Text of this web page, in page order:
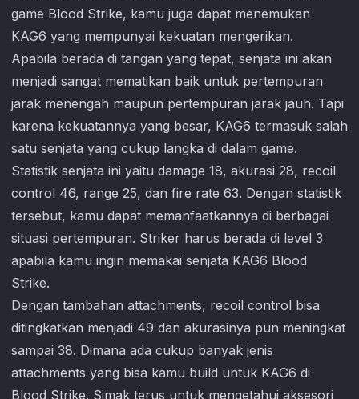
game Blood Strike, kamu juga dapat menemukan
KAG6 yang mempunyai kekuatan mengerikan.
Apabila berada di tangan yang tepat, senjata ini akan
menjadi sangat mematikan baik untuk pertempuran
jarak menengah maupun pertempuran jarak jauh. Tapi
karena kekuatannya yang besar, KAG6 termasuk salah
satu senjata yang cukup langka di dalam game.
Statistik senjata ini yaitu damage 18, akurasi 28, recoil
control 46, range 25, dan fire rate 63. Dengan statistik
tersebut, kamu dapat memanfaatkannya di berbagai
situasi pertempuran. Striker harus berada di level 3
apabila kamu ingin memakai senjata KAG6 Blood
Strike.
Dengan tambahan attachments, recoil control bisa
ditingkatkan menjadi 49 dan akurasinya pun meningkat
sampai 38. Dimana ada cukup banyak jenis
attachments yang bisa kamu build untuk KAG6 di
Blood Strike. Simak terus untuk mengetahui aksesori